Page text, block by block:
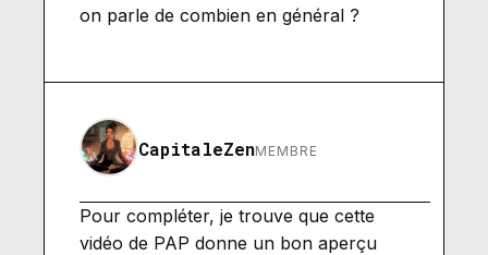
on parle de combien en général ?
CapitaleZenMEMBRE
Pour compléter, je trouve que cette
vidéo de PAP donne un bon aperçu